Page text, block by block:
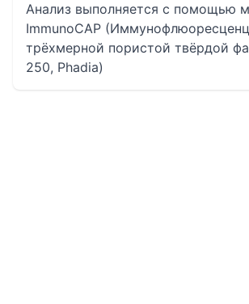
Анализ выполняется с помощью
ImmunoCAP
трёхмерной пористой твёрдой
250, Phadia)